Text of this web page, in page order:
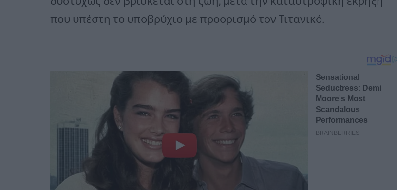
που υπέστη το υποβρύχιο με προορισμό τον Τιτανικό.